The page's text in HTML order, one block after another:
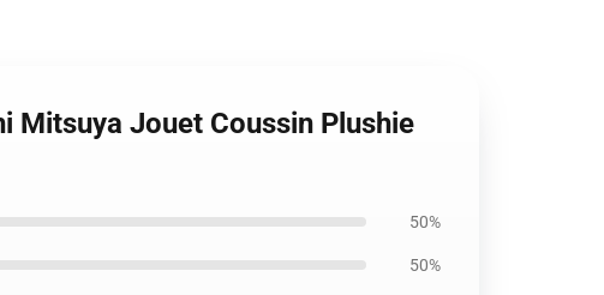
Mitsuya Jouet Coussin Plushie
50%
50%